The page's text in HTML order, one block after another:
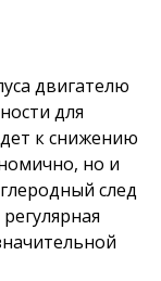
двигателю
для
к снижению
но и
след